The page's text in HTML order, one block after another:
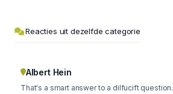
Reacties uit dezelfde categorie
Albert Hein
That's a smart answer to a dilfucift question.